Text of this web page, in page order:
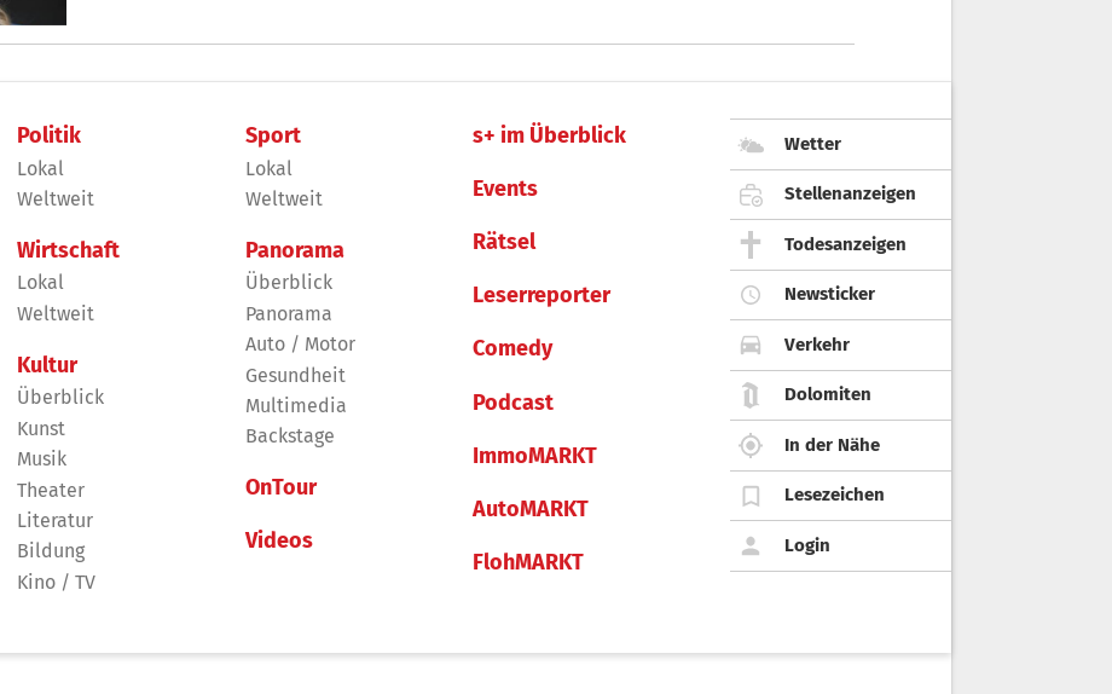
Politik
Lokal
Weltweit
Wirtschaft
Lokal
Weltweit
Kultur
Überblick
Kunst
Musik
Theater
Literatur
Bildung
Kino / TV
Sport
Lokal
Weltweit
Panorama
Überblick
Panorama
Auto / Motor
Gesundheit
Multimedia
Backstage
OnTour
Videos
s+ im Überblick
Events
Rätsel
Leserreporter
Comedy
Podcast
ImmoMARKT
AutoMARKT
FlohMARKT
Wetter
Stellenanzeigen
Todesanzeigen
Newsticker
Verkehr
Dolomiten
In der Nähe
Lesezeichen
Login